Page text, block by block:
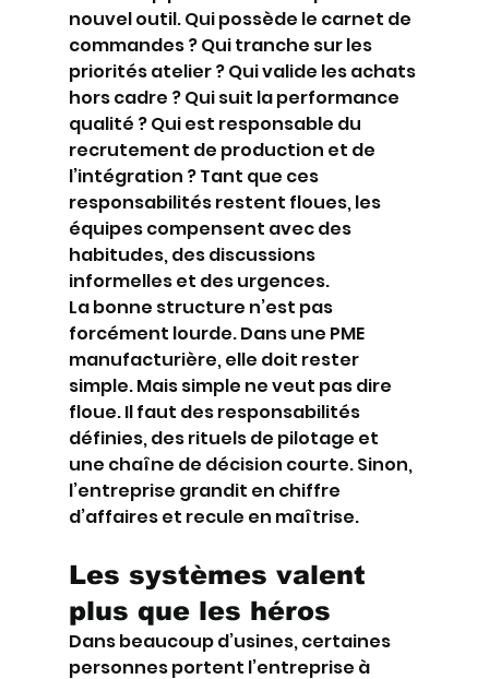
nouvel outil. Qui possède le carnet de
commandes ? Qui tranche sur les
priorités atelier ? Qui valide les achats
hors cadre ? Qui suit la performance
qualité ? Qui est responsable du
recrutement de production et de
l’intégration ? Tant que ces
responsabilités restent floues, les
équipes compensent avec des
habitudes, des discussions
informelles et des urgences.
La bonne structure n’est pas
forcément lourde. Dans une PME
manufacturière, elle doit rester
simple. Mais simple ne veut pas dire
floue. Il faut des responsabilités
définies, des rituels de pilotage et
une chaîne de décision courte. Sinon,
l’entreprise grandit en chiffre
d’affaires et recule en maîtrise.
Les systèmes valent
plus que les héros
Dans beaucoup d’usines, certaines
personnes portent l’entreprise à